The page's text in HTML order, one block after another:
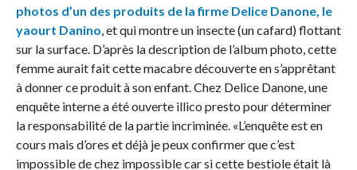
photos d’un des produits de la firme Delice Danone, le
yaourt Danino , et qui montre un insecte (un cafard) flottant
sur la surface. D’après la description de l’album photo, cette
femme aurait fait cette macabre découverte en s’apprêtant
à donner ce produit à son enfant. Chez Delice Danone, une
enquête interne a été ouverte illico presto pour déterminer
la responsabilité de la partie incriminée. «L’enquête est en
cours mais d’ores et déjà je peux confirmer que c’est
impossible de chez impossible car si cette bestiole était là